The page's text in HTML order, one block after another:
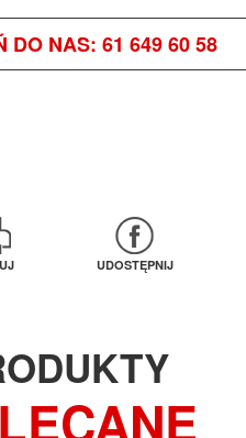
DO NAS: 61 649 60 58
UDOSTĘPNIJ